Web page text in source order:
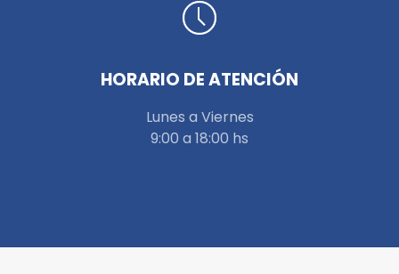
HORARIO DE ATENCIÓN
Lunes a Viernes
9:00 a 18:00 hs